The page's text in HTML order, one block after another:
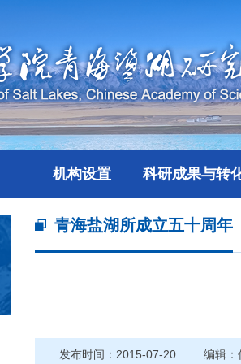
机构设置 科研成果与转
青海盐湖所成立五十周年
发布时间：2015-07-20 编辑：